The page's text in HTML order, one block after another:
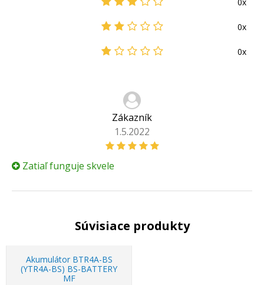
0x
0x
Zákazník
1.5.2022
Zatiaľ funguje skvele
Súvisiace produkty
Akumulátor BTR4A-BS
(YTR4A-BS) BS-BATTERY
MF